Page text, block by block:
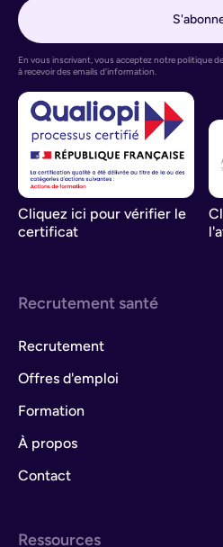
En vous inscrivant, vous acceptez notre politique
à recevoir des emails d’information.
Cliquez ici pour vérifier le
certificat
Recrutement santé
Recrutement
Offres d'emploi
Formation
À propos
Contact
Ressources